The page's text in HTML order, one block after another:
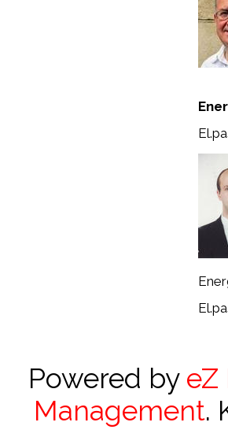
Powered by eZ
Management.